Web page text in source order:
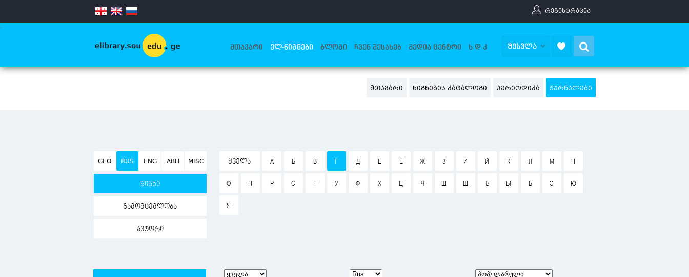
ᲠᲔᲒᲘᲡᲢᲠᲐᲪᲘᲐ
.
ᲛᲗᲐᲕᲐᲠᲘ ᲔᲚ-ᲬᲘᲒᲜᲔᲑᲘ ᲑᲚᲝᲒᲘ ᲩᲕᲔᲜ ᲨᲔᲡᲐᲮᲔᲑ ᲛᲔᲓᲘᲐ ᲪᲔᲜᲢᲠᲘ Ხ.Დ.Კ ᲨᲔᲡᲕᲚᲐ
ᲛᲗᲐᲕᲐᲠᲘ ᲬᲘᲒᲜᲔᲑᲘᲡ ᲙᲐᲢᲐᲚᲝᲒᲘ ᲞᲔᲠᲘᲝᲓᲘᲙᲐ ᲟᲣᲠᲜᲐᲚᲔᲑᲘ
GEO RUS ENG ABH MISC
წიგნი
გამომცემლობა
ავტორი
ᲧᲕᲔᲚᲐ А Б В Г Д Е Ё Ж З И Й К Л М Н
О П Р С Т У Ф Х Ц Ч Ш Щ Ъ Ы Ь Э Ю
Я